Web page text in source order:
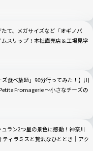
たて、メガサイズなど「オギノパ
スリップ！本社直売店＆工場見学
ズ食べ放題」90分行ってみた！】川
Fromagerie 〜小さなチーズの
ュラン2つ星の景色に感動！神奈川
ティラミスと贅沢なひととき｜アク